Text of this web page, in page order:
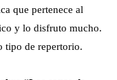
que pertenece al
y lo disfruto mucho.
tipo de repertorio.